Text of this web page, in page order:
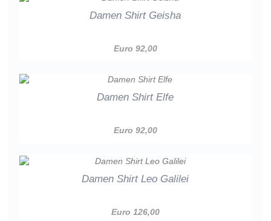
Damen Shirt Geisha
Euro 92,00
Damen Shirt Elfe
Euro 92,00
Damen Shirt Leo Galilei
Euro 126,00